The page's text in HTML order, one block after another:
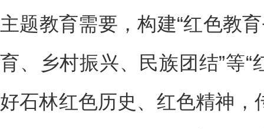
主题教育需要，构建“红色教
育、乡村振兴、民族团结”等“
好石林红色历史、红色精神